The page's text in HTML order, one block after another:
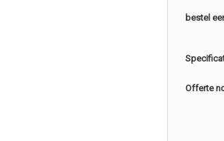
bestel
Offerte